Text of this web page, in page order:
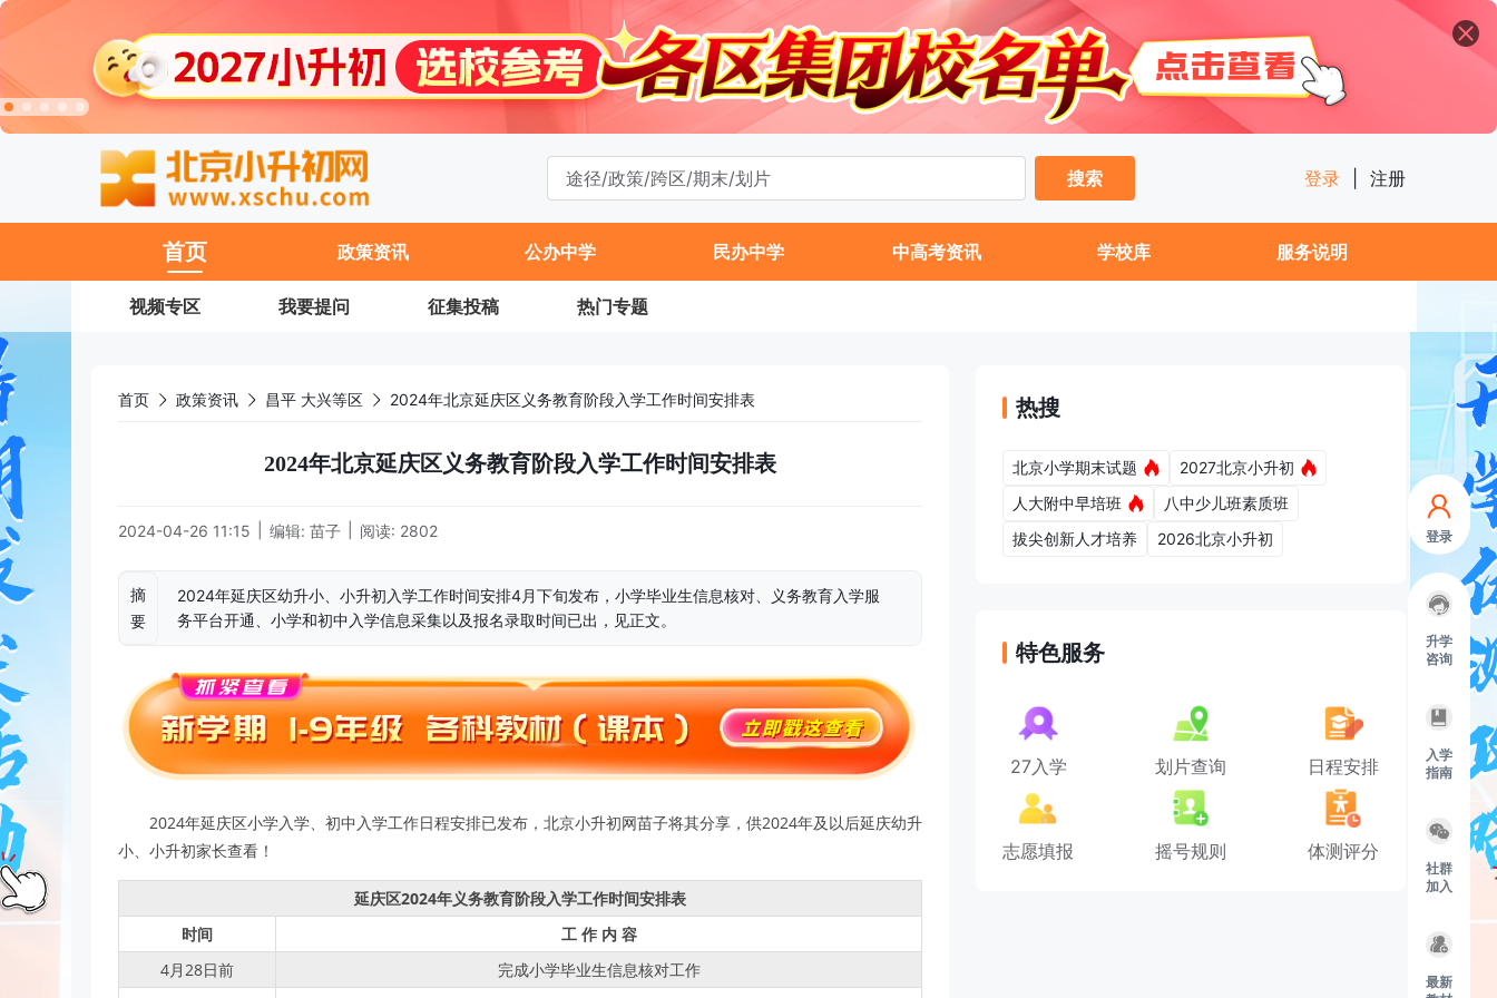
登录
升学
咨询
入学
指南
社群
加入
最新
搜索
登录 注册
首页 政策资讯 公办中学 民办中学 中高考资讯 学校库 服务说明
视频专区 我要提问 征集投稿 热门专题
首页 政策资讯 昌平 大兴等区 2024年北京延庆区义务教育阶段入学工作时间安排表
2024年北京延庆区义务教育阶段入学工作时间安排表
2024-04-26 11:15 编辑: 苗子 阅读: 2802
摘
要
2024年延庆区幼升小、小升初入学工作时间安排4月下旬发布，小学毕业生信息核对、义务教育入学服
务平台开通、小学和初中入学信息采集以及报名录取时间已出，见正文。
2024年延庆区小学入学、初中入学工作日程安排已发布，北京小升初网苗子将其分享，供2024年及以后延庆幼升
小、小升初家长查看！
延庆区2024年义务教育阶段入学工作时间安排表
时间
工 作 内 容
4月28日前
完成小学毕业生信息核对工作
热搜
北京小学期末试题
2027北京小升初
人大附中早培班
八中少儿班素质班
拔尖创新人才培养
2026北京小升初
特色服务
27入学 划片查询 日程安排
志愿填报 摇号规则 体测评分